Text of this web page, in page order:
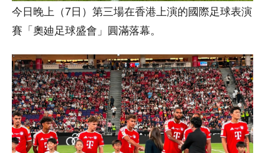
今日晚上（7日）第三場在香港上演的國際足球表演
賽「奧廸足球盛會」圓滿落幕。